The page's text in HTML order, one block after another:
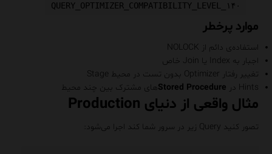
QUERY_OPTIMIZER_COMPATIBILITY_LEVEL_۱۴۰
موارد پرخطر
استفاده‌ی دائم از NOLOCK
اجبار به Index یا Join خاص
تغییر رفتار Optimizer بدون تست در محیط Stage
Hints در
Stored Procedureهای مشترک بین چند محیط
مثال واقعی از دنیای Production
تصور کنید Query زیر در سرور شما کند اجرا می‌شود: